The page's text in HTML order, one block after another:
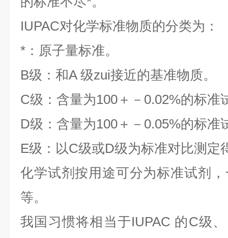
IUPAC对化学标准物质的分类为：
*：原子量标准。
B级：和A 级zui接近的基准物质。
C级：含量为100＋－0.02%的标准
D级：含量为100＋－0.05%的标准
E级：以C级或D级为标准对比测定
化学试剂按用途可分为标准试剂
等。
我国习惯将相当于IUPAC 的C级